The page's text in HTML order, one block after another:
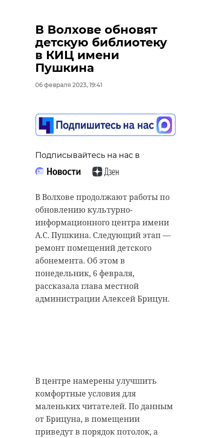
В Волхове обновят
детскую библиотеку
в КИЦ имени
Пушкина
06 февраля 2023, 19:41
Подписывайтесь на нас в
В Волхове продолжают работы по
обновлению культурно-
информационного центра имени
А.С. Пушкина. Следующий этап —
ремонт помещений детского
абонемента. Об этом в
понедельник, 6 февраля,
рассказала глава местной
администрации Алексей Брицун.
В центре намерены улучшить
комфортные условия для
маленьких читателей. По данным
от Брицуна, в помещении
приведут в порядок потолок, а
области
Фото: Анастасия
Илюшина/47channel
обманутые дольщики